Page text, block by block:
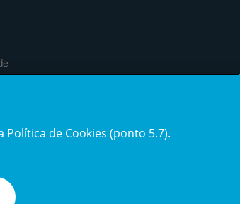
Reclamações e Elogios
de Cookies (ponto 5.7).